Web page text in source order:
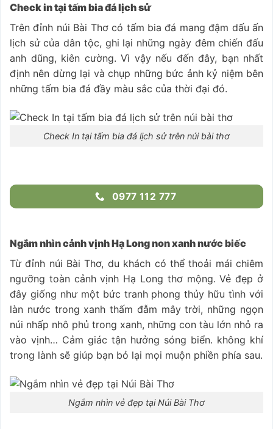
Check in tại tấm bia đá lịch sử
Trên đỉnh núi Bài Thơ có tấm bia đá mang đậm dấu ấn
lịch sử của dân tộc, ghi lại những ngày đêm chiến đấu
anh dũng, kiên cường. Vì vậy nếu đến đây, bạn nhất
định nên dừng lại và chụp những bức ảnh kỷ niệm bên
những tấm bia đá đầy màu sắc của thời đại đó.
Check In tại tấm bia đá lịch sử trên núi bài thơ
0977 112 777
Ngắm nhìn cảnh vịnh Hạ Long non xanh nước biếc
Từ đỉnh núi Bài Thơ, du khách có thể thoải mái chiêm
ngưỡng toàn cảnh vịnh Hạ Long thơ mộng. Vẻ đẹp ở
đây giống như một bức tranh phong thủy hữu tình với
làn nước trong xanh thấm đẫm mây trời, những ngọn
núi nhấp nhô phủ trong xanh, những con tàu lớn nhỏ ra
vào vịnh… Cảm giác tận hưởng sóng biển. không khí
trong lành sẽ giúp bạn bỏ lại mọi muộn phiền phía sau.
Ngắm nhìn vẻ đẹp tại Núi Bài Thơ